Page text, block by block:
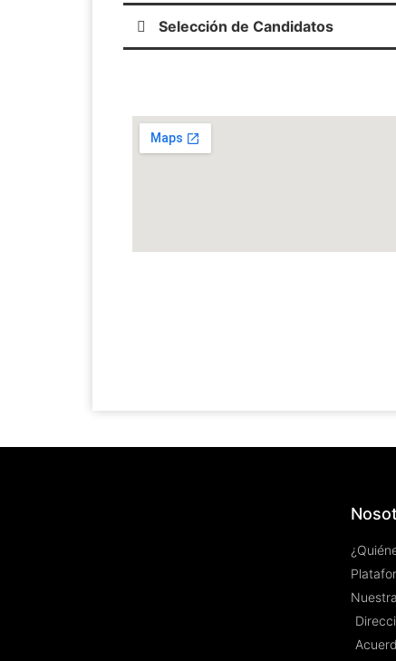
Selección de Candidatos